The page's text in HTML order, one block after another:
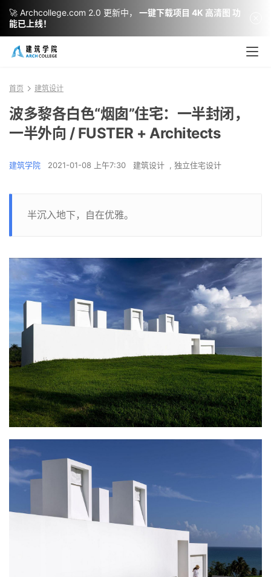
首页 建筑设计
波多黎各白色“烟囱”住宅：一半封闭，
一半外向 / FUSTER + Architects
建筑学院 2021-01-08 上午7:30 建筑设计 , 独立住宅设计
半沉入地下，自在优雅。
🚀 Archcollege.com 2.0 更新中，
一键下载项目 4K 高清图 功
能已上线！